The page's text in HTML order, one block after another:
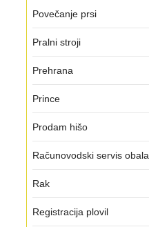
Povečanje prsi
Pralni stroji
Prehrana
Prince
Prodam hišo
Računovodski servis obala
Rak
Registracija plovil